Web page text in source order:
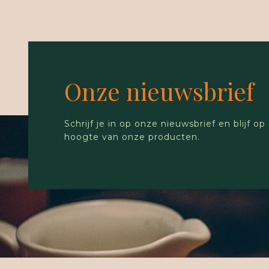
Onze nieuwsbrief
Schrijf je in op onze nieuwsbrief en blijf op
hoogte van onze producten.